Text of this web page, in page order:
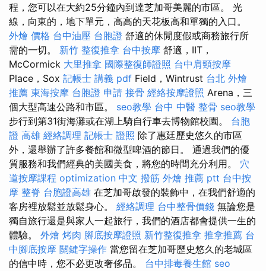
程，您可以在大約25分鐘內到達芝加哥美麗的市區。 光
線，向東的，地下單元，高高的天花板高和單獨的入口。
外燴 價格 台中油壓 台胞證 舒適的休閒度假或商務旅行所
需的一切。 新竹 整復推拿 台中按摩 舒適，IIT，
McCormick 大里推拿 國際整復師證照 台中肩頸按摩
Place，Sox 記帳士 講義 pdf Field，Wintrust 台北 外燴
推薦 東海按摩 台胞證 申請 接骨 經絡按摩證照 Arena，三
個大型高速公路和市區。 seo教學 台中 中醫 整骨 seo教學
步行到第31街海灘或在湖上騎自行車去博物館校園。 台胞
證 高雄 經絡調理 記帳士 證照 除了惠廷歷史悠久的市區
外，還舉辦了許多餐館和微型啤酒的節日。 通過我們的優
質服務和我們經典的美國美食，將您的時間充分利用。 穴
道按摩課程 optimization 中文 撥筋 外燴 推薦 ptt 台中按
摩 整脊 台胞證高雄 在芝加哥啟發的裝飾中，在我們舒適的
客房裡放鬆並放鬆身心。 經絡調理 台中整骨價錢 無論您是
獨自旅行還是與家人一起旅行，我們的酒店都會提供一生的
體驗。 外燴 烤肉 腳底按摩證照 新竹整復推拿 推拿推薦 台
中腳底按摩 關鍵字操作 當您留在芝加哥歷史悠久的老城區
的信中時，您不必更改奢侈品。 台中排毒養生館 seo